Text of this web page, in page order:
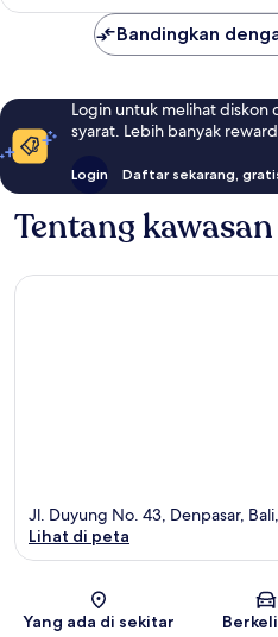
Bandingkan
Login untuk melihat diskon
syarat. Lebih banyak
Login Daftar sekarang,
Tentang
Jl. Duyung No. 43, Denpasar,
Lihat di peta
Yang ada di sekitar